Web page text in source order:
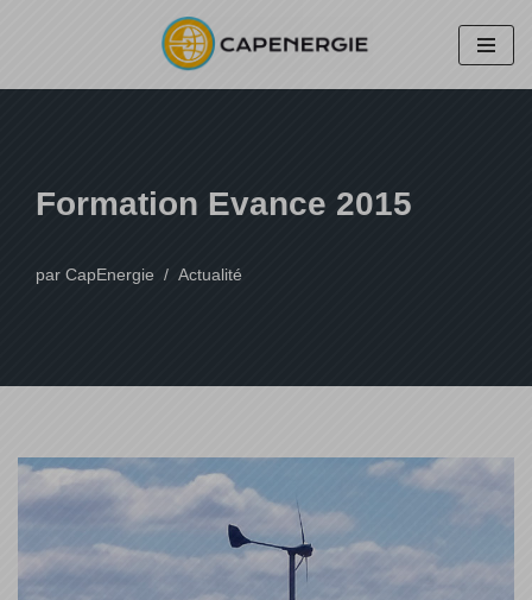
Formation Evance 2015
par CapEnergie Actualité